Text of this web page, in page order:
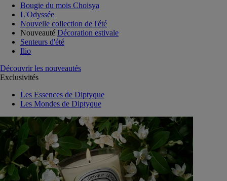
Bougie du mois Choisya
L'Odyssée
Nouvelle collection de l'été
Nouveauté Décoration estivale
Senteurs d'été
Ilio
Découvrir les nouveautés
Exclusivités
Les Essences de Diptyque
Les Mondes de Diptyque